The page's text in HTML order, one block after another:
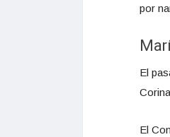
por
El
El